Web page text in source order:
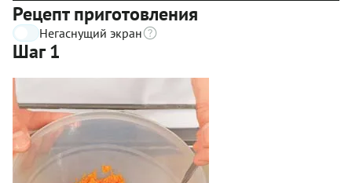
Рецепт приготовления
Негаснущий экран
Шаг 1